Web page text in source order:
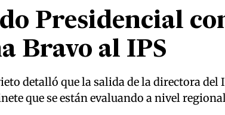
Presidencial
Bravo al IPS
detalló que la salida de la directora
que se están evaluando a nivel